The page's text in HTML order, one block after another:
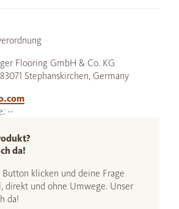
Flooring GmbH & Co. KG
Stephanskirchen, Germany
--
da!
Button klicken und deine Frage
direkt und ohne Umwege. Unser
da!